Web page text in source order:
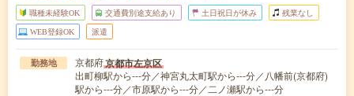
職種未経験OK 交通費別途支給あり 土日祝日が休み 残業なし
WEB登録OK 派遣
勤務地 京都府京都市左京区
出町柳駅から---分／神宮丸太町駅から---分／八幡前(京都府)
駅から---分／市原駅から---分／二ノ瀬駅から---分